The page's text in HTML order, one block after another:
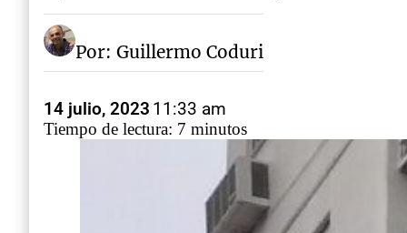
Por: Guillermo Coduri
14 julio, 2023 11:33 am
Tiempo de lectura: 7 minutos